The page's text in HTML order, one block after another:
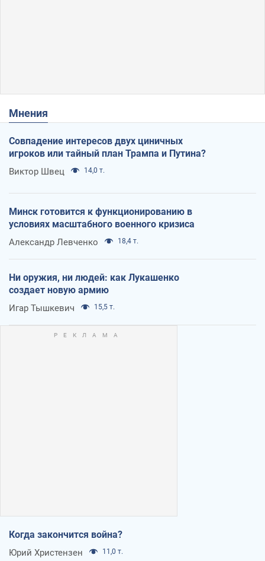
Мнения
Совпадение интересов двух циничных
игроков или тайный план Трампа и Путина?
Виктор Швец 14,0 т.
Минск готовится к функционированию в
условиях масштабного военного кризиса
Александр Левченко 18,4 т.
Ни оружия, ни людей: как Лукашенко
создает новую армию
Игар Тышкевич 15,5 т.
Когда закончится война?
Юрий Христензен 11,0 т.